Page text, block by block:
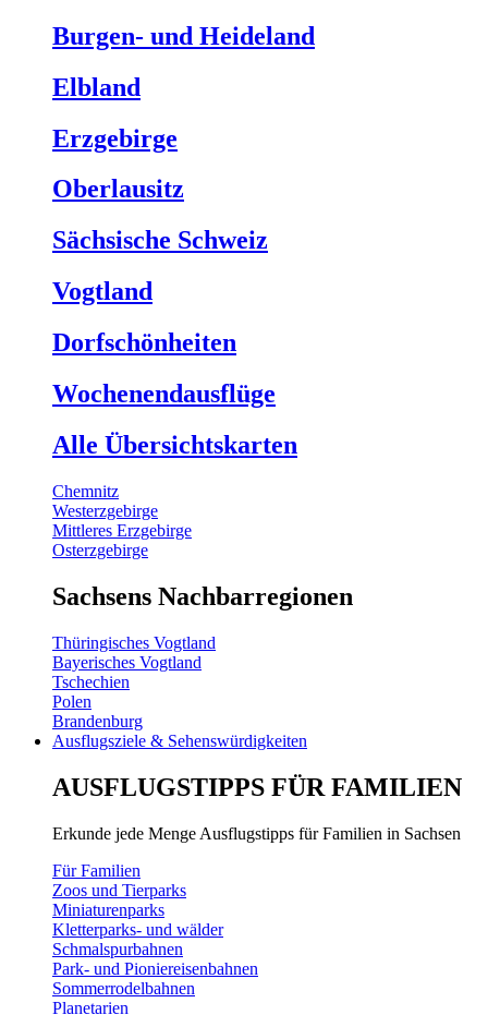
Burgen- und Heideland
Elbland
Erzgebirge
Oberlausitz
Sächsische Schweiz
Vogtland
Dorfschönheiten
Wochenendausflüge
Alle Übersichtskarten
Chemnitz
Westerzgebirge
Mittleres Erzgebirge
Osterzgebirge
Sachsens Nachbarregionen
Thüringisches Vogtland
Bayerisches Vogtland
Tschechien
Polen
Brandenburg
Ausflugsziele & Sehenswürdigkeiten
AUSFLUGSTIPPS FÜR FAMILIEN
Erkunde jede Menge Ausflugstipps für Familien in Sachsen
Für Familien
Zoos und Tierparks
Miniaturenparks
Kletterparks- und wälder
Schmalspurbahnen
Park- und Pioniereisenbahnen
Sommerrodelbahnen
Planetarien